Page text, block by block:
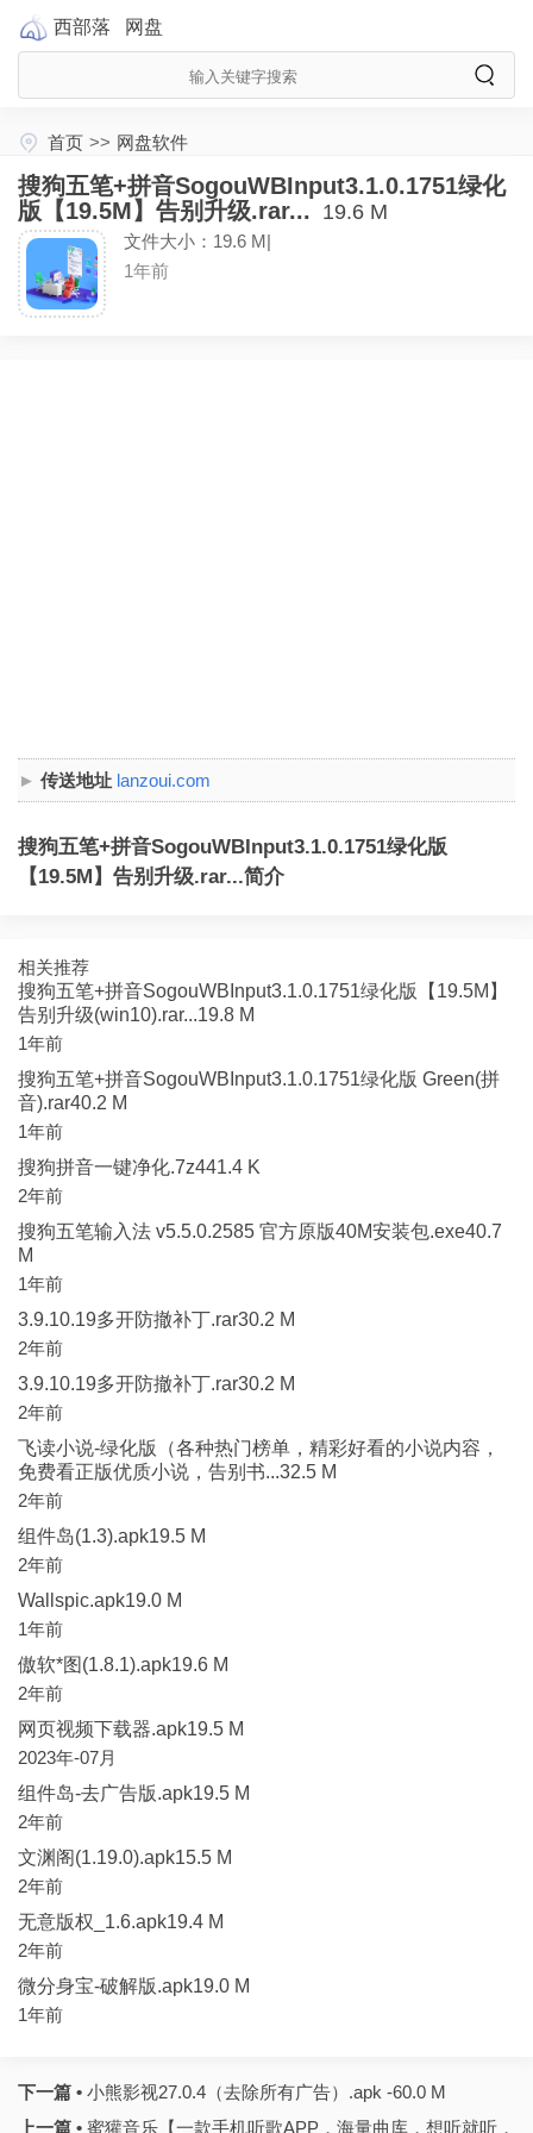
西部落 网盘
首页 >> 网盘软件
搜狗五笔+拼音SogouWBInput3.1.0.1751绿化
版【19.5M】告别升级.rar... 19.6 M
文件大小：19.6 M|
1年前
传送地址 lanzoui.com
搜狗五笔+拼音SogouWBInput3.1.0.1751绿化版
【19.5M】告别升级.rar...简介
相关推荐
搜狗五笔+拼音SogouWBInput3.1.0.1751绿化版【19.5M】
告别升级(win10).rar...19.8 M
1年前
搜狗五笔+拼音SogouWBInput3.1.0.1751绿化版 Green(拼
音).rar40.2 M
1年前
搜狗拼音一键净化.7z441.4 K
2年前
搜狗五笔输入法 v5.5.0.2585 官方原版40M安装包.exe40.7
M
1年前
3.9.10.19多开防撤补丁.rar30.2 M
2年前
3.9.10.19多开防撤补丁.rar30.2 M
2年前
飞读小说-绿化版（各种热门榜单，精彩好看的小说内容，
免费看正版优质小说，告别书...32.5 M
2年前
组件岛(1.3).apk19.5 M
2年前
Wallspic.apk19.0 M
1年前
傲软*图(1.8.1).apk19.6 M
2年前
网页视频下载器.apk19.5 M
2023年-07月
组件岛-去广告版.apk19.5 M
2年前
文渊阁(1.19.0).apk15.5 M
2年前
无意版权_1.6.apk19.4 M
2年前
微分身宝-破解版.apk19.0 M
1年前
下一篇 • 小熊影视27.0.4（去除所有广告）.apk -60.0 M
上一篇 • 蜜獾音乐【一款手机听歌APP，海量曲库，想听就听，